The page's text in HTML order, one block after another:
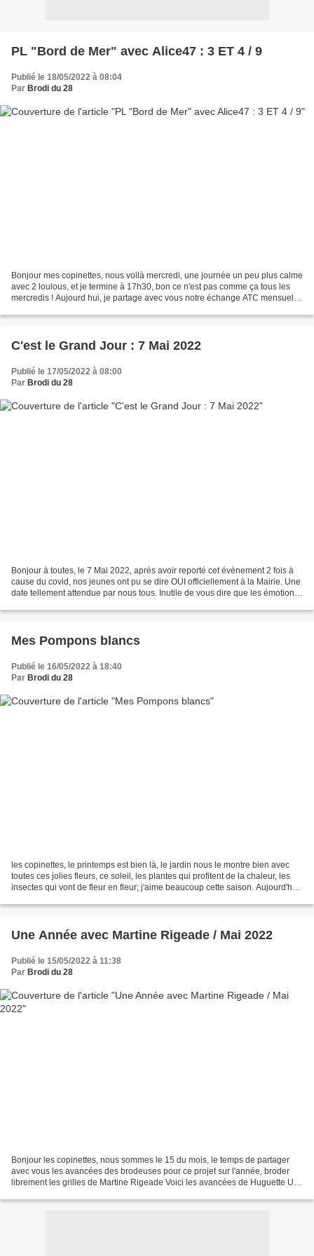
PL "Bord de Mer" avec Alice47 : 3 ET 4 / 9
Publié le 18/05/2022 à 08:04
Par Brodi du 28
Bonjour mes copinettes, nous voilà mercredi, une journée un peu plus calme
avec 2 loulous, et je termine à 17h30, bon ce n'est pas comme ça tous les
mercredis ! Aujourd hui, je partage avec vous notre échange ATC mensuel
C'est le Grand Jour : 7 Mai 2022
Publié le 17/05/2022 à 08:00
Par Brodi du 28
Bonjour à toutes, le 7 Mai 2022, après avoir reporté cet évènement 2 fois à
cause du covid, nos jeunes ont pu se dire OUI officiellement à la Mairie. Une
date tellement attendue par nous tous. Inutile de vous dire que les émotions
Mes Pompons blancs
Publié le 16/05/2022 à 18:40
Par Brodi du 28
les copinettes, le printemps est bien là, le jardin nous le montre bien avec
toutes ces jolies fleurs, ce soleil, les plantes qui profitent de la chaleur, les
insectes qui vont de fleur en fleur; j'aime beaucoup cette saison. Aujourd'hui,
Une Année avec Martine Rigeade / Mai 2022
Publié le 15/05/2022 à 11:38
Par Brodi du 28
Bonjour les copinettes, nous sommes le 15 du mois, le temps de partager
avec vous les avancées des brodeuses pour ce projet sur l'année, broder
librement les grilles de Martine Rigeade Voici les avancées de Huguette Un